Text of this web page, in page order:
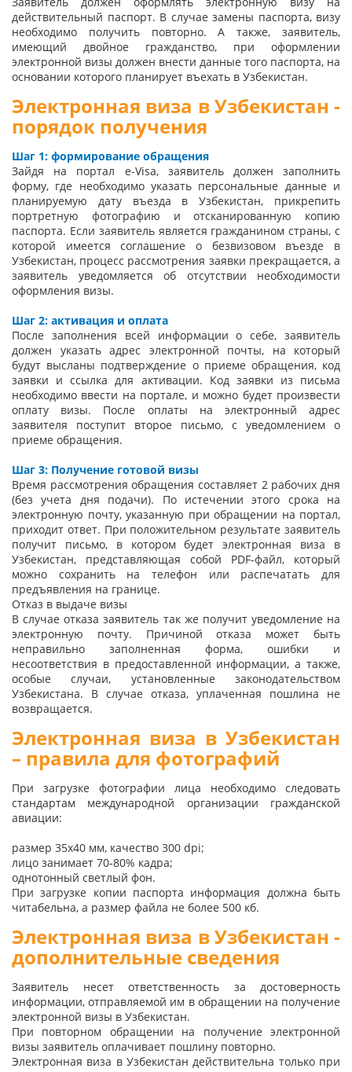
действительный паспорт. В случае замены паспорта, визу
необходимо получить повторно. А также, заявитель,
имеющий двойное гражданство, при оформлении
электронной визы должен внести данные того паспорта, на
основании которого планирует въехать в Узбекистан.
Электронная виза в Узбекистан -
порядок получения
Шаг 1: формирование обращения
Зайдя на портал e-Visa, заявитель должен заполнить
форму, где необходимо указать персональные данные и
планируемую дату въезда в Узбекистан, прикрепить
портретную фотографию и отсканированную копию
паспорта. Если заявитель является гражданином страны, с
которой имеется соглашение о безвизовом въезде в
Узбекистан, процесс рассмотрения заявки прекращается, а
заявитель уведомляется об отсутствии необходимости
оформления визы.
Шаг 2: активация и оплата
После заполнения всей информации о себе, заявитель
должен указать адрес электронной почты, на который
будут высланы подтверждение о приеме обращения, код
заявки и ссылка для активации. Код заявки из письма
необходимо ввести на портале, и можно будет произвести
оплату визы. После оплаты на электронный адрес
заявителя поступит второе письмо, с уведомлением о
приеме обращения.
Шаг 3: Получение готовой визы
Время рассмотрения обращения составляет 2 рабочих дня
(без учета дня подачи). По истечении этого срока на
электронную почту, указанную при обращении на портал,
приходит ответ. При положительном результате заявитель
получит письмо, в котором будет электронная виза в
Узбекистан, представляющая собой PDF-файл, который
можно сохранить на телефон или распечатать для
предъявления на границе.
Отказ в выдаче визы
В случае отказа заявитель так же получит уведомление на
электронную почту. Причиной отказа может быть
неправильно заполненная форма, ошибки и
несоответствия в предоставленной информации, а также,
особые случаи, установленные законодательством
Узбекистана. В случае отказа, уплаченная пошлина не
возвращается.
Электронная виза в Узбекистан
– правила для фотографий
При загрузке фотографии лица необходимо следовать
стандартам международной организации гражданской
авиации:
размер 35х40 мм, качество 300 dpi;
лицо занимает 70-80% кадра;
однотонный светлый фон.
При загрузке копии паспорта информация должна быть
читабельна, а размер файла не более 500 кб.
Электронная виза в Узбекистан -
дополнительные сведения
Заявитель несет ответственность за достоверность
информации, отправляемой им в обращении на получение
электронной визы в Узбекистан.
При повторном обращении на получение электронной
визы заявитель оплачивает пошлину повторно.
Электронная виза в Узбекистан действительна только при